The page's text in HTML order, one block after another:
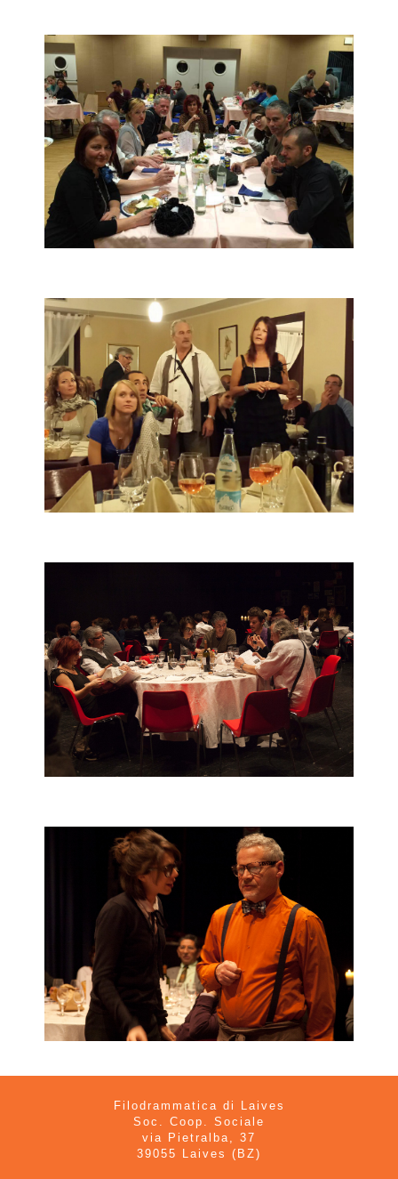
Filodrammatica di Laives
Soc. Coop. Sociale
via Pietralba, 37
39055 Laives (BZ)